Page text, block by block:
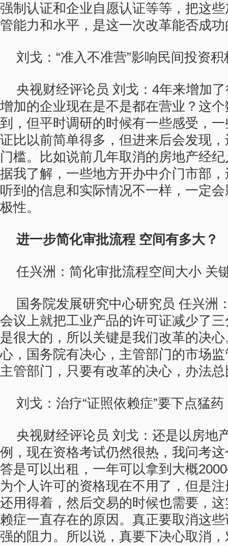
强制认证和企业自愿认证等等，把这
管能力和水平，是这一次改革能否成
刘戈：“准入不准营”影响民间投资积
央视财经评论员 刘戈：4年来增加
增加的企业现在是不是都在营业？这
到，但平时调研的时候有一些感受，
证比以前简单得多，但进来后会发现
门槛。比如说前几年取消的房地产经
据我了解，一些地方开办中介门市部
听到的信息和实际情况不一样，一定
极性。
进一步简化审批流程 空间有多大？
任兴洲：简化审批流程空间大小 关
国务院发展研究中心研究员 任兴洲
会议上就把工业产品的许可证减少了
是很大的，所以关键是我们改革的决
心，国务院有决心，主管部门的市场
主管部门，只要有改革的决心，办法
刘戈：治疗“证照依赖症”要下点猛药
央视财经评论员 刘戈：还是以房地
例，现在资格考试仍然很热，我问考
答是可以出租，一年可以拿到大概
为个人许可的资格现在不用了，但是
还用得着，然后交易的时候也需要，
赖症一直存在的原因。真正要取消这
强的阻力。所以说，真要下决心取消